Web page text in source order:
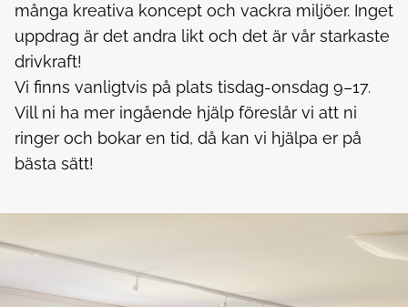
många kreativa koncept och vackra miljöer. Inget
uppdrag är det andra likt och det är vår starkaste
drivkraft!
Vi finns vanligtvis på plats tisdag-onsdag 9–17.
Vill ni ha mer ingående hjälp föreslår vi att ni
ringer och bokar en tid, då kan vi hjälpa er på
bästa sätt!